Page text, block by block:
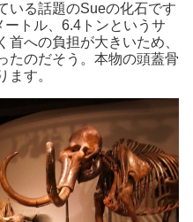
いる話題のSueの化石です
トル、6.4トンというサ
への負担が大きいため、
たのだそう。本物の頭蓋骨
ます。